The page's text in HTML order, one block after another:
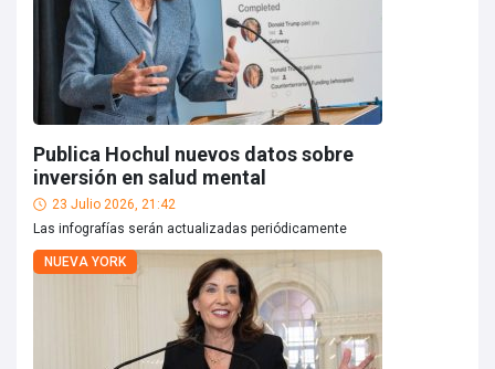
Publica Hochul nuevos datos sobre
inversión en salud mental
23 Julio 2026, 21:42
Las infografías serán actualizadas periódicamente
NUEVA YORK